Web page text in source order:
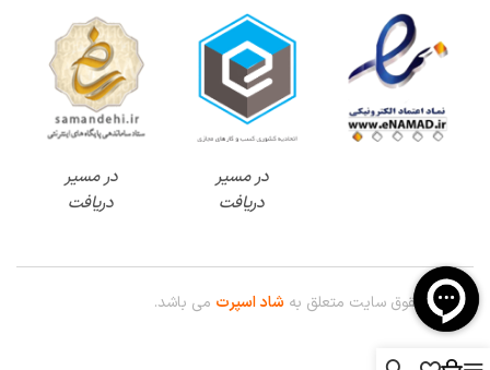
در مسیر
دریافت
در مسیر
دریافت
© کلیه حقوق سایت متعلق به شاد اسپرت می باشد.